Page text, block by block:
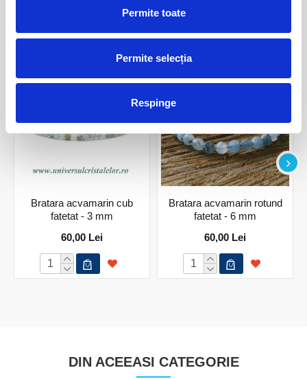
Permite toate
Permite selecția
Respinge
PRODUSE ASEMANATOARE
Bratara acvamarin cub
fatetat - 3 mm
60,00 Lei
Bratara acvamarin rotund
fatetat - 6 mm
60,00 Lei
DIN ACEEASI CATEGORIE